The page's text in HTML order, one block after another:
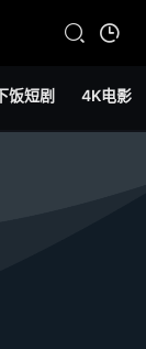
饭短剧 4K电影